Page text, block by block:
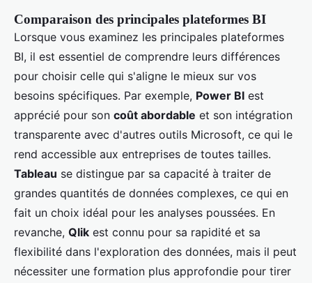
Comparaison des principales plateformes BI
Lorsque vous examinez les principales plateformes
BI, il est essentiel de comprendre leurs différences
pour choisir celle qui s'aligne le mieux sur vos
besoins spécifiques. Par exemple, Power BI est
apprécié pour son coût abordable et son intégration
transparente avec d'autres outils Microsoft, ce qui le
rend accessible aux entreprises de toutes tailles.
Tableau se distingue par sa capacité à traiter de
grandes quantités de données complexes, ce qui en
fait un choix idéal pour les analyses poussées. En
revanche, Qlik est connu pour sa rapidité et sa
flexibilité dans l'exploration des données, mais il peut
nécessiter une formation plus approfondie pour tirer